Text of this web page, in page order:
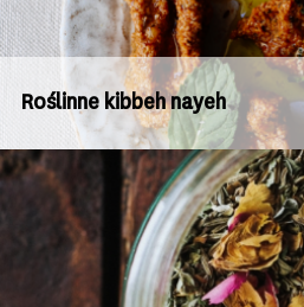
Roślinne kibbeh nayeh